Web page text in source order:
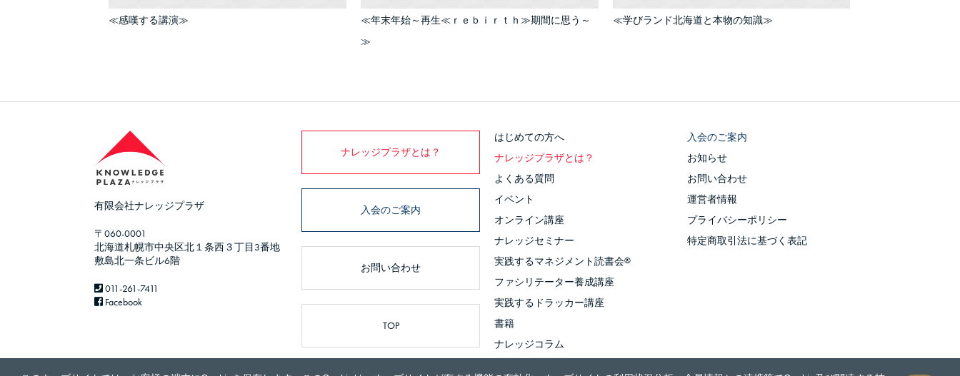
≪感嘆する講演≫
≪年末年始～再生≪ｒｅｂｉｒｔｈ≫期間に思う～
≫
≪学びランド北海道と本物の知識≫
有限会社ナレッジプラザ
〒060-0001
北海道札幌市中央区北１条西３丁目3番地
敷島北一条ビル6階
011-261-7411
Facebook
ナレッジプラザとは？
入会のご案内
お問い合わせ
TOP
はじめての方へ
ナレッジプラザとは？
よくある質問
イベント
オンライン講座
ナレッジセミナー
実践するマネジメント読書会®
ファシリテーター養成講座
実践するドラッカー講座
書籍
ナレッジコラム
入会のご案内
お知らせ
お問い合わせ
運営者情報
プライバシーポリシー
特定商取引法に基づく表記